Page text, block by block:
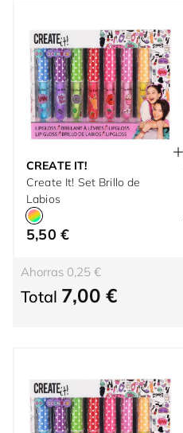
CREATE IT!
Create It! Set Brillo de
Labios
5,50 €
Ahorras 0,25 €
Total 7,00 €